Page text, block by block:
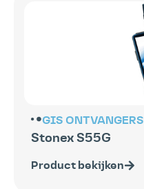
GIS ONTVANGERS
Stonex S55G
Product bekijken